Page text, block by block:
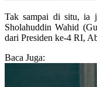
Tak sampai di situ, ia
Sholahuddin Wahid
dari Presiden ke-4 RI,
Baca Juga: